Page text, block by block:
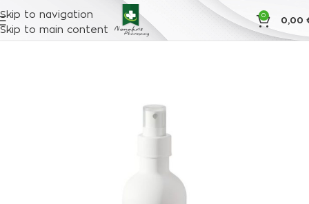
Skip to navigation
Skip to main content
0
0,00